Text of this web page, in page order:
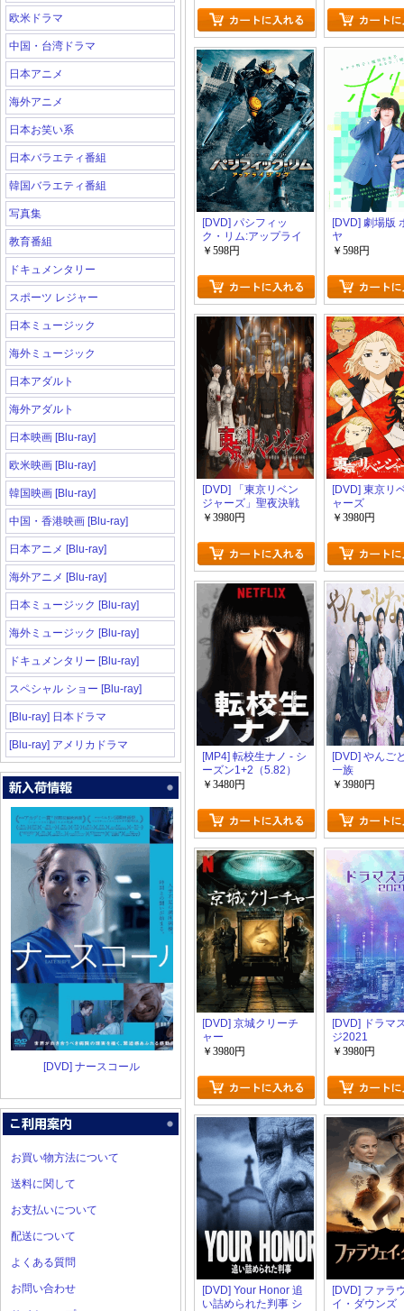
欧米ドラマ
中国・台湾ドラマ
日本アニメ
海外アニメ
日本お笑い系
日本バラエティ番組
韓国バラエティ番組
写真集
教育番組
ドキュメンタリー
スポーツ レジャー
日本ミュージック
海外ミュージック
日本アダルト
海外アダルト
日本映画 [Blu-ray]
欧米映画 [Blu-ray]
韓国映画 [Blu-ray]
中国・香港映画 [Blu-ray]
日本アニメ [Blu-ray]
海外アニメ [Blu-ray]
日本ミュージック [Blu-ray]
海外ミュージック [Blu-ray]
ドキュメンタリー [Blu-ray]
スペシャル ショー [Blu-ray]
[Blu-ray] 日本ドラマ
[Blu-ray] アメリカドラマ
[DVD] ナースコール
お買い物方法について
送料に関して
お支払いについて
配送について
よくある質問
お問い合わせ
[DVD] パシフィッ
ク・リム:アップライ
ジング
￥598円
[DVD] 劇場版
ヤ
￥598円
[DVD] 「東京リベン
ジャーズ」聖夜決戦
編
￥3980円
[DVD] 東京リ
ャーズ
￥3980円
[MP4] 転校生ナノ - シ
ーズン1+2（5.82）
￥3480円
[DVD] やんご
一族
￥3980円
[DVD] 京城クリーチ
ャー
￥3980円
[DVD] ドラマ
ジ2021
￥3980円
[DVD] Your Honor 追
い詰められた判事 シ
[DVD] ファラ
イ・ダウンズ